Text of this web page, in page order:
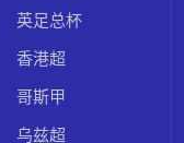
英足总杯
香港超
哥斯甲
乌兹超